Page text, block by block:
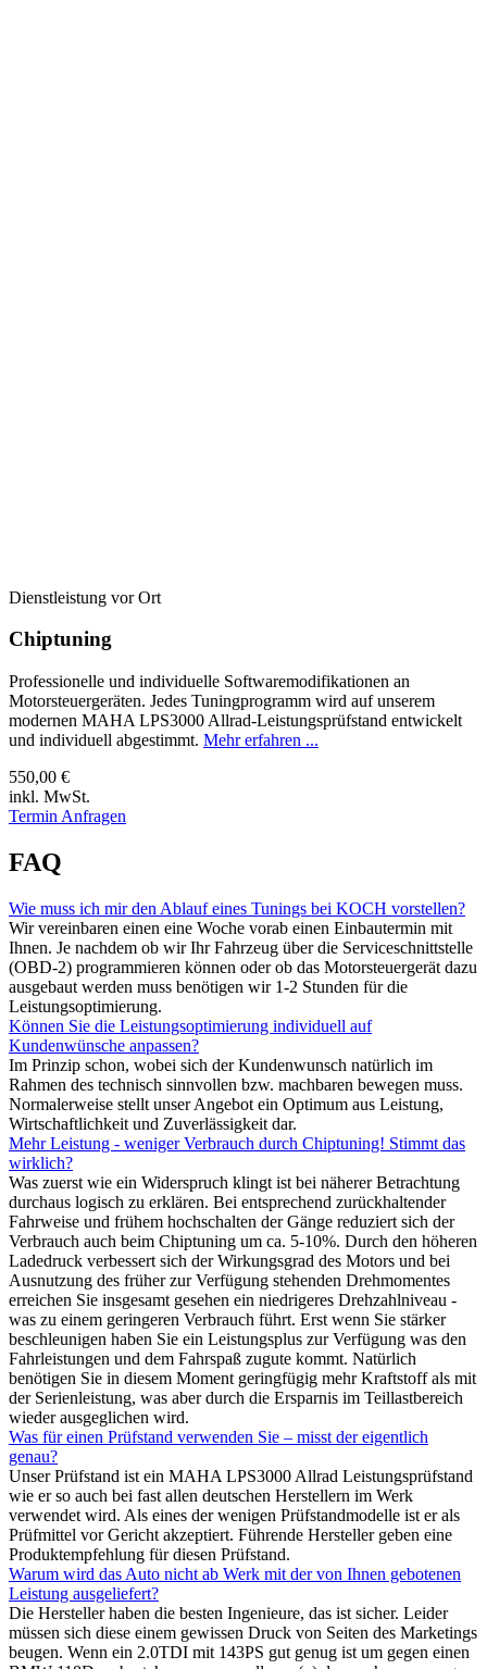
Dienstleistung vor Ort
Chiptuning
Professionelle und individuelle Softwaremodifikationen an
Motorsteuergeräten. Jedes Tuningprogramm wird auf unserem
modernen MAHA LPS3000 Allrad-Leistungsprüfstand entwickelt
und individuell abgestimmt. Mehr erfahren ...
550,00 €
inkl. MwSt.
Termin Anfragen
FAQ
Wie muss ich mir den Ablauf eines Tunings bei KOCH vorstellen?
Wir vereinbaren einen eine Woche vorab einen Einbautermin mit
Ihnen. Je nachdem ob wir Ihr Fahrzeug über die Serviceschnittstelle
(OBD-2) programmieren können oder ob das Motorsteuergerät dazu
ausgebaut werden muss benötigen wir 1-2 Stunden für die
Leistungsoptimierung.
Können Sie die Leistungsoptimierung individuell auf
Kundenwünsche anpassen?
Im Prinzip schon, wobei sich der Kundenwunsch natürlich im
Rahmen des technisch sinnvollen bzw. machbaren bewegen muss.
Normalerweise stellt unser Angebot ein Optimum aus Leistung,
Wirtschaftlichkeit und Zuverlässigkeit dar.
Mehr Leistung - weniger Verbrauch durch Chiptuning! Stimmt das
wirklich?
Was zuerst wie ein Widerspruch klingt ist bei näherer Betrachtung
durchaus logisch zu erklären. Bei entsprechend zurückhaltender
Fahrweise und frühem hochschalten der Gänge reduziert sich der
Verbrauch auch beim Chiptuning um ca. 5-10%. Durch den höheren
Ladedruck verbessert sich der Wirkungsgrad des Motors und bei
Ausnutzung des früher zur Verfügung stehenden Drehmomentes
erreichen Sie insgesamt gesehen ein niedrigeres Drehzahlniveau -
was zu einem geringeren Verbrauch führt. Erst wenn Sie stärker
beschleunigen haben Sie ein Leistungsplus zur Verfügung was den
Fahrleistungen und dem Fahrspaß zugute kommt. Natürlich
benötigen Sie in diesem Moment geringfügig mehr Kraftstoff als mit
der Serienleistung, was aber durch die Ersparnis im Teillastbereich
wieder ausgeglichen wird.
Was für einen Prüfstand verwenden Sie – misst der eigentlich
genau?
Unser Prüfstand ist ein MAHA LPS3000 Allrad Leistungsprüfstand
wie er so auch bei fast allen deutschen Herstellern im Werk
verwendet wird. Als eines der wenigen Prüfstandmodelle ist er als
Prüfmittel vor Gericht akzeptiert. Führende Hersteller geben eine
Produktempfehlung für diesen Prüfstand.
Warum wird das Auto nicht ab Werk mit der von Ihnen gebotenen
Leistung ausgeliefert?
Die Hersteller haben die besten Ingenieure, das ist sicher. Leider
müssen sich diese einem gewissen Druck von Seiten des Marketings
beugen. Wenn ein 2.0TDI mit 143PS gut genug ist um gegen einen